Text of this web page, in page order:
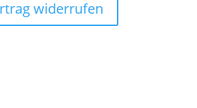
widerrufen